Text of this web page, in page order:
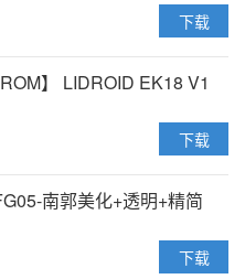
下载
】 LIDROID EK18 V1
下载
南郭美化+透明+精简
下载